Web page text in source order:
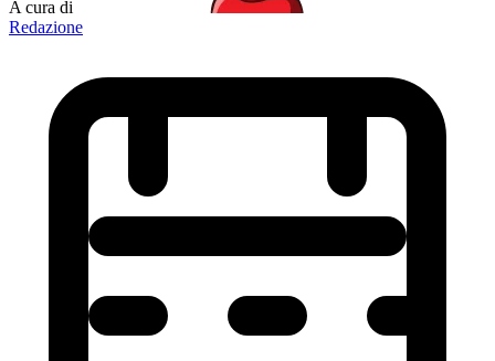
A cura di
Redazione